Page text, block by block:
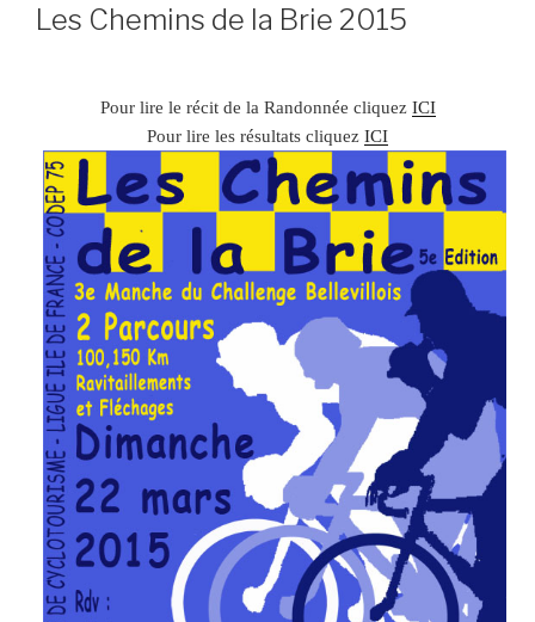
Les Chemins de la Brie 2015
Pour lire le récit de la Randonnée cliquez ICI
Pour lire les résultats cliquez ICI